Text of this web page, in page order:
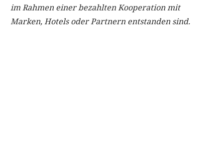
im Rahmen einer bezahlten Kooperation mit
Marken, Hotels oder Partnern entstanden sind.